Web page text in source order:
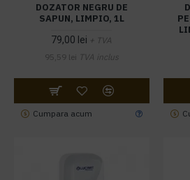
DOZATOR NEGRU DE
SAPUN, LIMPIO, 1L
79,00 lei + TVA
95,59 lei TVA inclus
Cumpara acum